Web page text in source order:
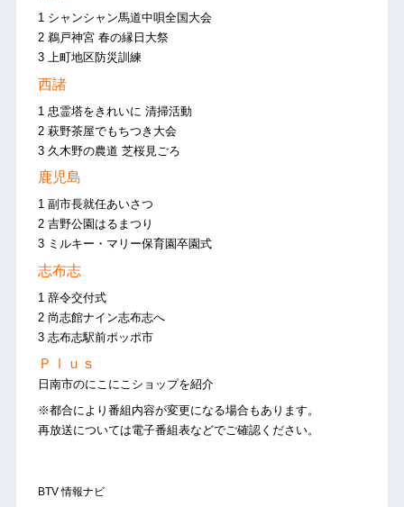
1 シャンシャン馬道中唄全国大会
2 鵜戸神宮 春の縁日大祭
3 上町地区防災訓練
西諸
1 忠霊塔をきれいに 清掃活動
2 萩野茶屋でもちつき大会
3 久木野の農道 芝桜見ごろ
鹿児島
1 副市長就任あいさつ
2 吉野公園はるまつり
3 ミルキー・マリー保育園卒園式
志布志
1 辞令交付式
2 尚志館ナイン志布志へ
3 志布志駅前ポッポ市
Ｐｌｕｓ
日南市のにこにこショップを紹介
※都合により番組内容が変更になる場合もあります。
再放送については電子番組表などでご確認ください。
BTV 情報ナビ